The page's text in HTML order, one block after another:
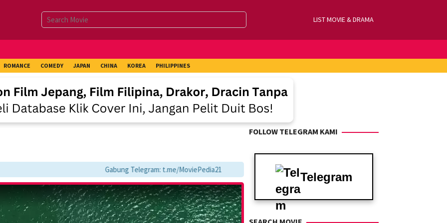
LIST MOVIE & DRAMA
ROMANCE COMEDY JAPAN CHINA KOREA PHILIPPINES
Gabung Telegram: t.me/MoviePedia21
FOLLOW TELEGRAM KAMI
Telegram